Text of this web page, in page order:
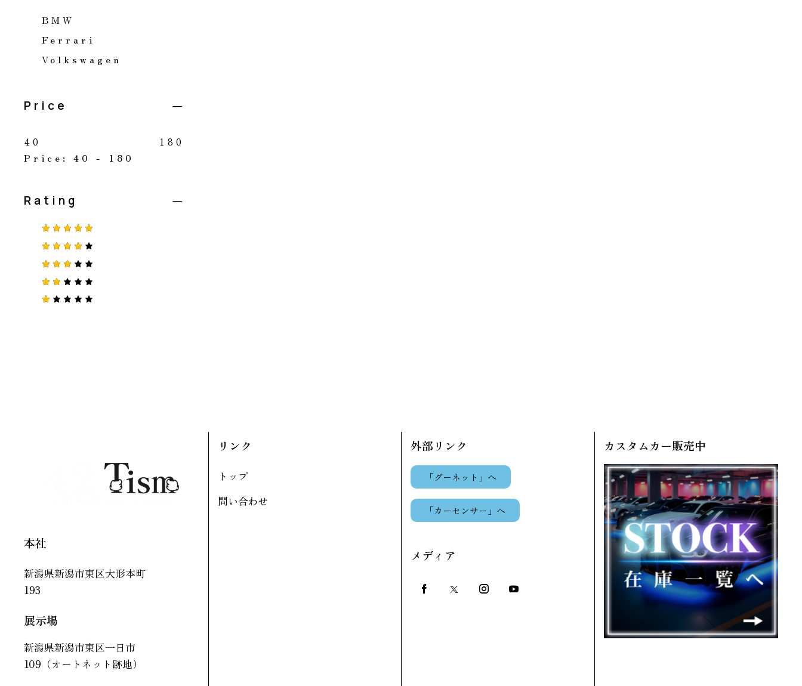
BMW
Ferrari
Volkswagen
Price
40 180
Price: 40 - 180
Rating
5段階中
の評価
5段階中
4の評価
5段階
中 3の
5段
階
本社
新潟県新潟市東区大形本町
193
展示場
新潟県新潟市東区一日市
109（オートネット跡地）
リンク
トップ
問い合わせ
外部リンク
「グーネット」へ
「カーセンサー」へ
メディア
カスタムカー販売中